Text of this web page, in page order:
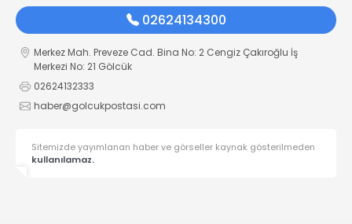
02624134300
Merkez Mah. Preveze Cad. Bina No: 2 Cengiz Çakıroğlu İş
Merkezi No: 21 Gölcük
02624132333
haber@golcukpostasi.com
Sitemizde yayımlanan haber ve görseller kaynak gösterilmeden
kullanılamaz.